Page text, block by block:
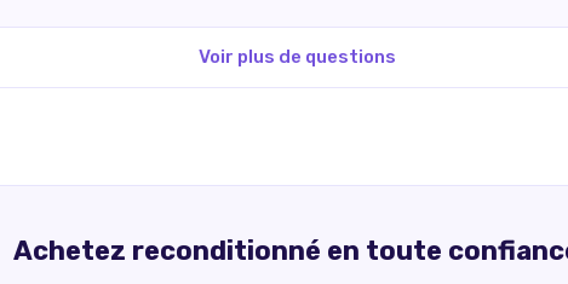
Voir plus de questions
Achetez reconditionné en toute